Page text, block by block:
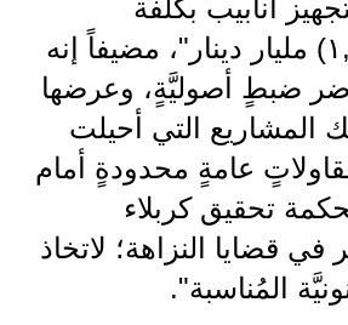
المرحلة الابتدائية
المرحلة المتوسطة
المرحلة الاعدادية
الجامعات
اخبار وقرارات وزارة التعليم
العالي
أنابيب بكلفة
(١,٥٨٧,٨٧٠,٠٠٠) مليار دينار"، مضيفاً إنه
ضبطٍ أصوليَّةٍ، وعرضها
المشاريع التي أحيلت
عامةٍ محدودةٍ أمام
تحقيق كربلاء
في قضايا النزاهة؛ لاتخاذ
المُناسبة".